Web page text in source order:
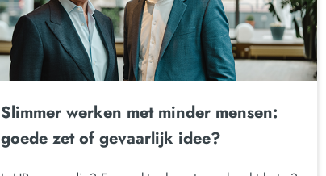
Slimmer werken met minder mensen:
goede zet of gevaarlijk idee?